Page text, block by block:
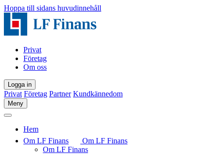
Hoppa till sidans huvudinnehåll
Privat
Företag
Om oss
Logga in
Privat Företag Partner Kundkännedom
Meny
Hem
Om LF Finans
Om LF Finans
Om LF Finans